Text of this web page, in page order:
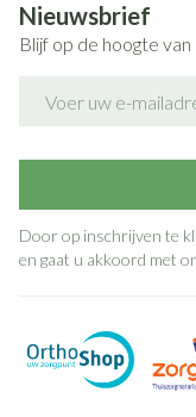
Nieuwsbrief
Blijf op de hoogte
Door op inschrijven te
en gaat u akkoord met